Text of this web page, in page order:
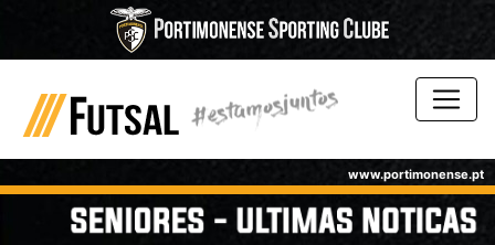
www.portimonense.pt